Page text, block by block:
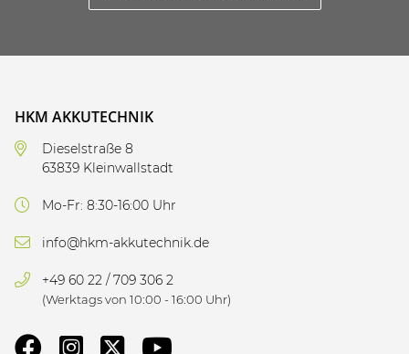
HKM AKKUTECHNIK
Dieselstraße 8
63839 Kleinwallstadt
Mo-Fr: 8:30-16:00 Uhr
info@hkm-akkutechnik.de
+49 60 22 / 709 306 2
(Werktags von 10:00 - 16:00 Uhr)